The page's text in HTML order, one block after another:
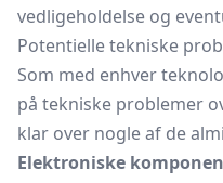
vedligeholdelse og
Potentielle tekniske
Som med enhver
på tekniske problemer
klar over nogle af de
Elektroniske